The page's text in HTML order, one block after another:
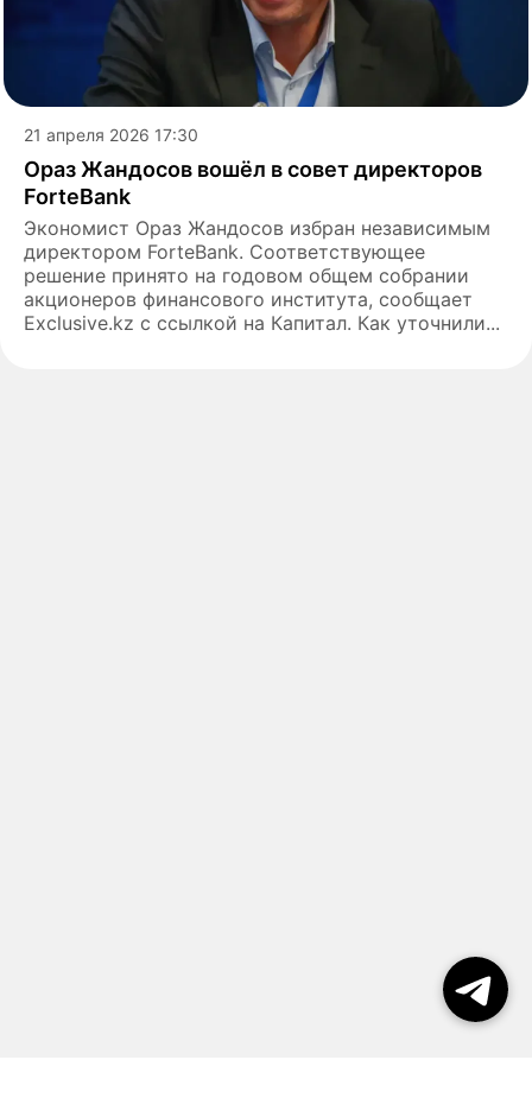
21 апреля 2026 17:30
Ораз Жандосов вошёл в совет директоров
ForteBank
Экономист Ораз Жандосов избран независимым
директором ForteBank. Соответствующее
решение принято на годовом общем собрании
акционеров финансового института, сообщает
Еxclusive.kz с ссылкой на Капитал. Как уточнили...